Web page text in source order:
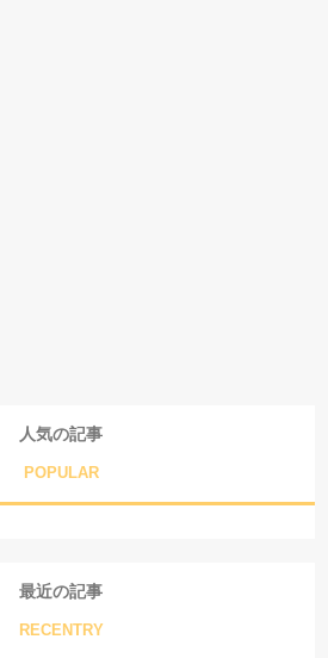
人気の記事
POPULAR
最近の記事
RECENTRY